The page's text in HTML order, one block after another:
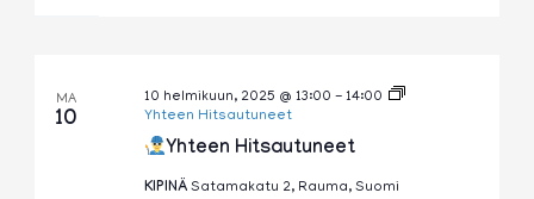
MA
10
Yhteen Hitsautuneet
10 helmikuun, 2025 @ 13:00 - 14:00
Yhteen Hitsautuneet
KIPINÄ Satamakatu 2, Rauma, Suomi